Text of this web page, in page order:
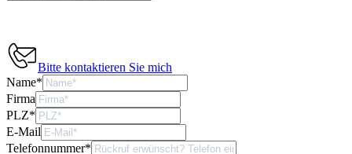
Bitte kontaktieren Sie mich
Name*
Firma
PLZ*
E-Mail
Telefonnummer*